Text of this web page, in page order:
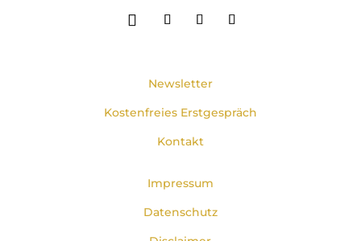
Newsletter
Kostenfreies Erstgespräch
Kontakt
Impressum
Datenschutz